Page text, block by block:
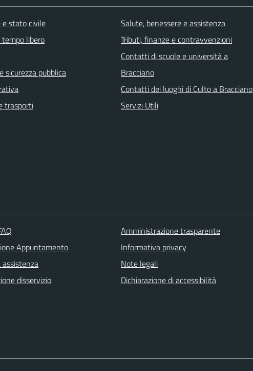
e stato civile
libero
sicurezza pubblica
trasporti
Salute, benessere e assistenza
Tributi, finanze e contravvenzioni
Contatti di scuole e università a
Bracciano
Contatti dei luoghi di Culto a Bracciano
Servizi Utili
Appuntamento
assistenza
disservizio
Amministrazione trasparente
Informativa privacy
Note legali
Dichiarazione di accessibilità